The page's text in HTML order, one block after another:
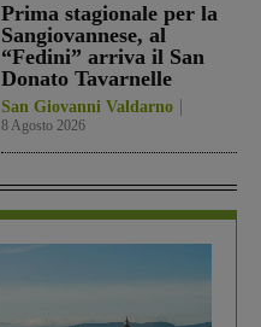
Prima stagionale per la
Sangiovannese, al
“Fedini” arriva il San
Donato Tavarnelle
San Giovanni Valdarno
8 Agosto 2026